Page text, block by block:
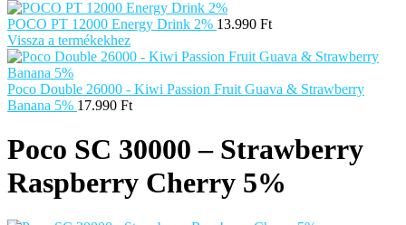
POCO PT 12000 Energy Drink 2% 13.990 Ft
Vissza a termékekhez
Poco Double 26000 - Kiwi Passion Fruit Guava & Strawberry
Banana 5% 17.990 Ft
Poco SC 30000 – Strawberry
Raspberry Cherry 5%